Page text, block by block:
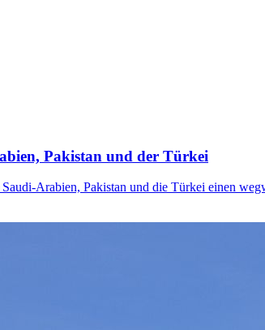
Pakistan und der Türkei
Arabien, Pakistan und die Türkei einen